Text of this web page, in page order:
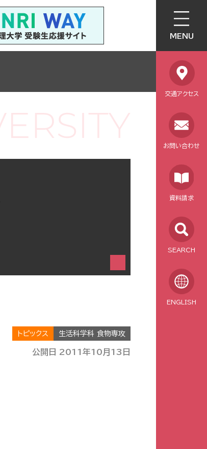
MENU
交通アクセス
お問い合わせ
資料請求
SEARCH
ENGLISH
トピックス 生活科学科 食物専攻
公開日 2011年10月13日